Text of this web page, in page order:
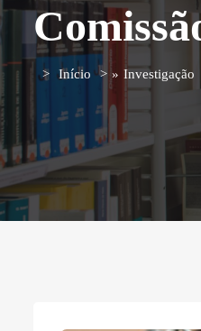
Início » Investigação